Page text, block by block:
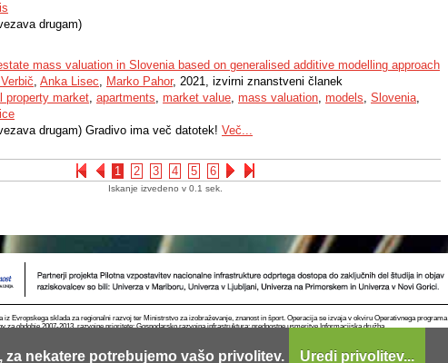
nekatere potrebujemo vašo privolitev. Uredi privolitev...
1 2 3 4 5 6
drugam)
mass valuation in Slovenia based on generalised additive modelling approach
, Anka Lisec, Marko Pahor, 2021, izvirni znanstveni članek
property market, apartments, market value, mass valuation, models, Slovenia,
drugam) Gradivo ima več datotek! Več...
Iskanje izvedeno v 0.1 sek.
iz Evropskega sklada za regionalni razvoj ter Ministrstvo za izobraževanje, znanost in šport. Operacija se izvaja v okviru Operativnega programa
za obdobje 2007-2013, razvojne prioritete: Gospodarsko razvojna infrastruktura; prednostne usmeritve Informacijska družba.